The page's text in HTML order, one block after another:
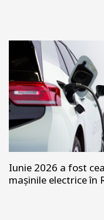
Iunie 2026 a fost
mașinile electrice în